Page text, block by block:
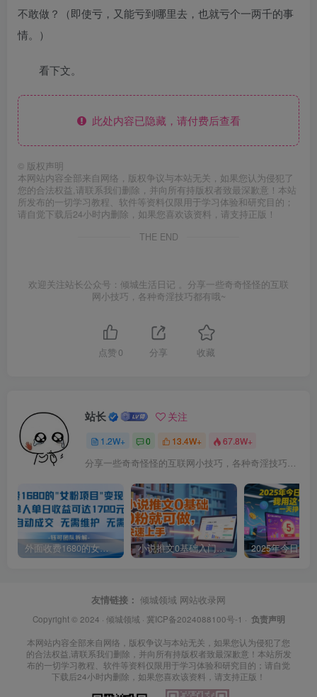
不敢做？（即使亏，又能亏到哪里去，也就亏个一两千的事
情。）
看下文。
此处内容已隐藏，请付费后查看
© 版权声明
本网站内容全部来自网络，版权争议与本站无关，如果您认为侵犯了
您的合法权益,请联系我们删除，并向所有持版权者致最深歉意！本站
所发布的一切学习教程、软件等资料仅限用于学习体验和研究目的；
请自觉下载后24小时内删除，如果您喜欢该资料，请支持正版！
THE END
欢迎关注站长公众号：倾城生活日记 。分享一些奇奇怪怪的互联
网小技巧，各种奇淫技巧都有哦~
点赞 0 分享 收藏
站长 关注
1.2W+ 0 13.4W+ 67.8W+
外面收费1680的女粉项目变现，单人单日收益可达1.7k，全自动成交无需维护 小说推文0基础入门教程，0粉就可做，快速上手
友情链接： 倾城领域 网站收录网
Copyright © 2024 · 倾城领域 · 冀ICP备2024088100号-1 · 负责声明
本网站内容全部来自网络，版权争议与本站无关，如果您认为侵犯了您
的合法权益,请联系我们删除，并向所有持版权者致最深歉意！本站所发
布的一切学习教程、软件等资料仅限用于学习体验和研究目的；请自觉
下载后24小时内删除，如果您喜欢该资料，请支持正版！